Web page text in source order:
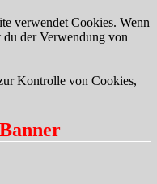
verwendet Cookies. Wenn
der Verwendung von
Kontrolle von Cookies,